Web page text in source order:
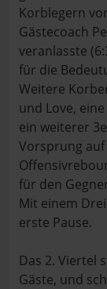
Korblegern
Gästecoach
veranlasste
für die
Weitere
und Love,
ein weiterer
Vorsprung auf
für den
Mit einem
erste Pause.
Das 2. Viertel
Gäste, und